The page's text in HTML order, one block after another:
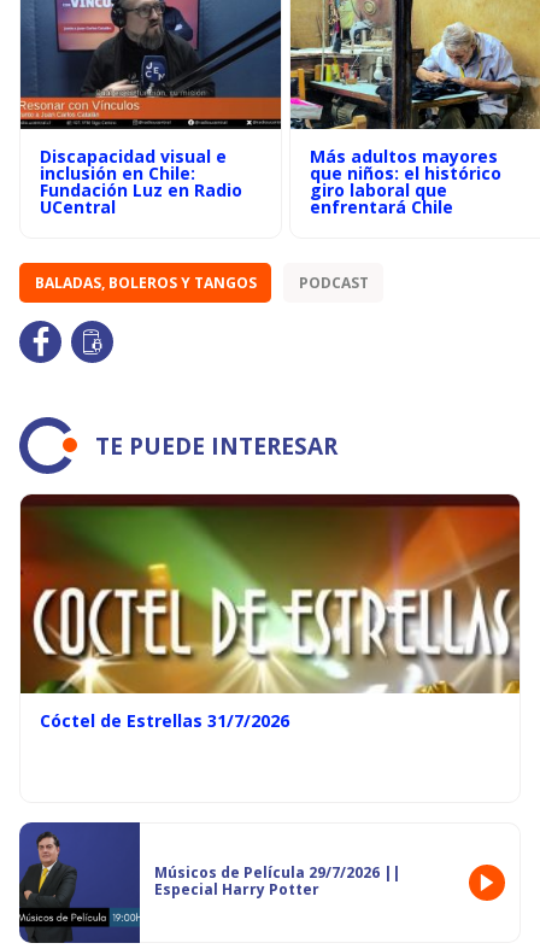
Discapacidad visual e
inclusión en Chile:
Fundación Luz en Radio
UCentral
Más adultos mayores
que niños: el histórico
giro laboral que
enfrentará Chile
BALADAS, BOLEROS Y TANGOS PODCAST
TE PUEDE INTERESAR
Cóctel de Estrellas 31/7/2026
Músicos de Película 29/7/2026 ||
Especial Harry Potter